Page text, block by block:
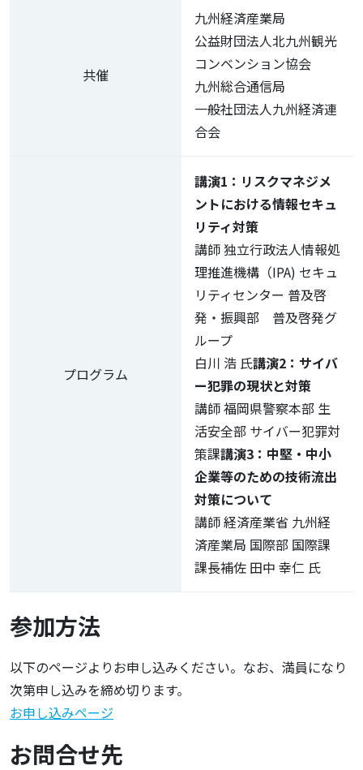
共催
九州経済産業局
公益財団法人北九州観光
コンベンション協会
九州総合通信局
一般社団法人九州経済連
合会
プログラム
講演1：リスクマネジメ
ントにおける情報セキュ
リティ対策
講師 独立行政法人情報処
理推進機構（IPA) セキュ
リティセンター 普及啓
発・振興部 普及啓発グ
ループ
白川 浩 氏講演2：サイバ
ー犯罪の現状と対策
講師 福岡県警察本部 生
活安全部 サイバー犯罪対
策課講演3：中堅・中小
企業等のための技術流出
対策について
講師 経済産業省 九州経
済産業局 国際部 国際課
課長補佐 田中 幸仁 氏
参加方法
以下のページよりお申し込みください。なお、満員になり
次第申し込みを締め切ります。
お申し込みページ
お問合せ先